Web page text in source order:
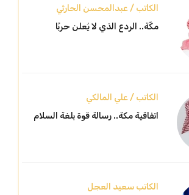
الكاتب / عبدالمحسن الحارثي
مكّة.. الردع الذي لا يُعلن حربًا
الكاتب / علي المالكي
اتفاقية مكة.. رسالة قوة بلغة السلام
الكاتب سعيد العجل